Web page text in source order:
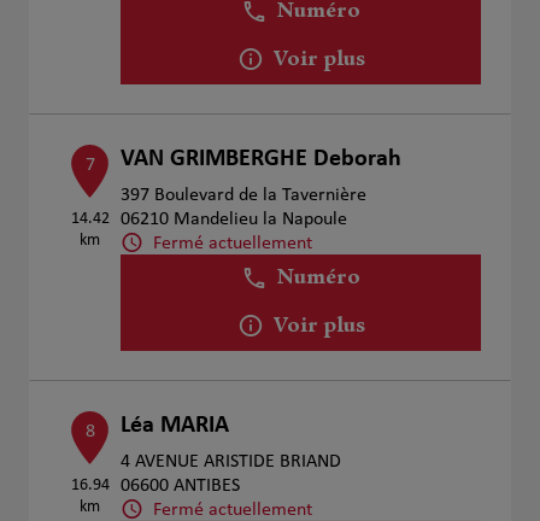
Numéro
Voir plus
7
14.42
km
VAN GRIMBERGHE Deborah
397 Boulevard de la Tavernière
06210 Mandelieu la Napoule
Fermé actuellement
Numéro
Voir plus
8
16.94
km
Léa MARIA
4 AVENUE ARISTIDE BRIAND
06600 ANTIBES
Fermé actuellement